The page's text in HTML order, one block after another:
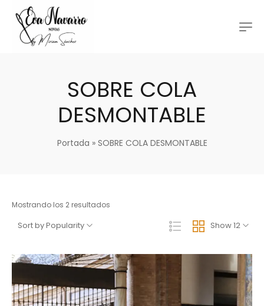
SOBRE COLA
DESMONTABLE
Portada » SOBRE COLA DESMONTABLE
Mostrando los 2 resultados
Show 12
Sort by Popularity